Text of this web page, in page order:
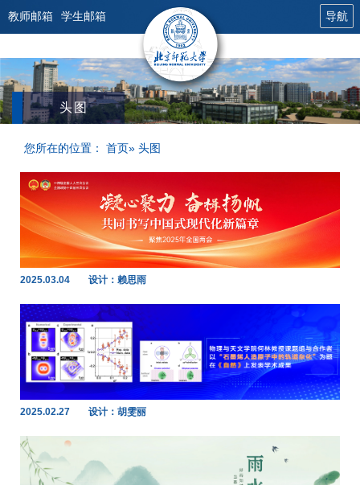
教师邮箱 学生邮箱 导航
头图
您所在的位置： 首页» 头图
2025.03.04 设计：赖思雨
2025.02.27 设计：胡雯丽